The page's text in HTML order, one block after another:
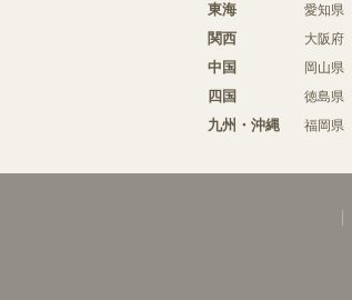
東海 愛知県
関西 大阪府
中国 岡山県
四国 徳島県
九州・沖縄 福岡県